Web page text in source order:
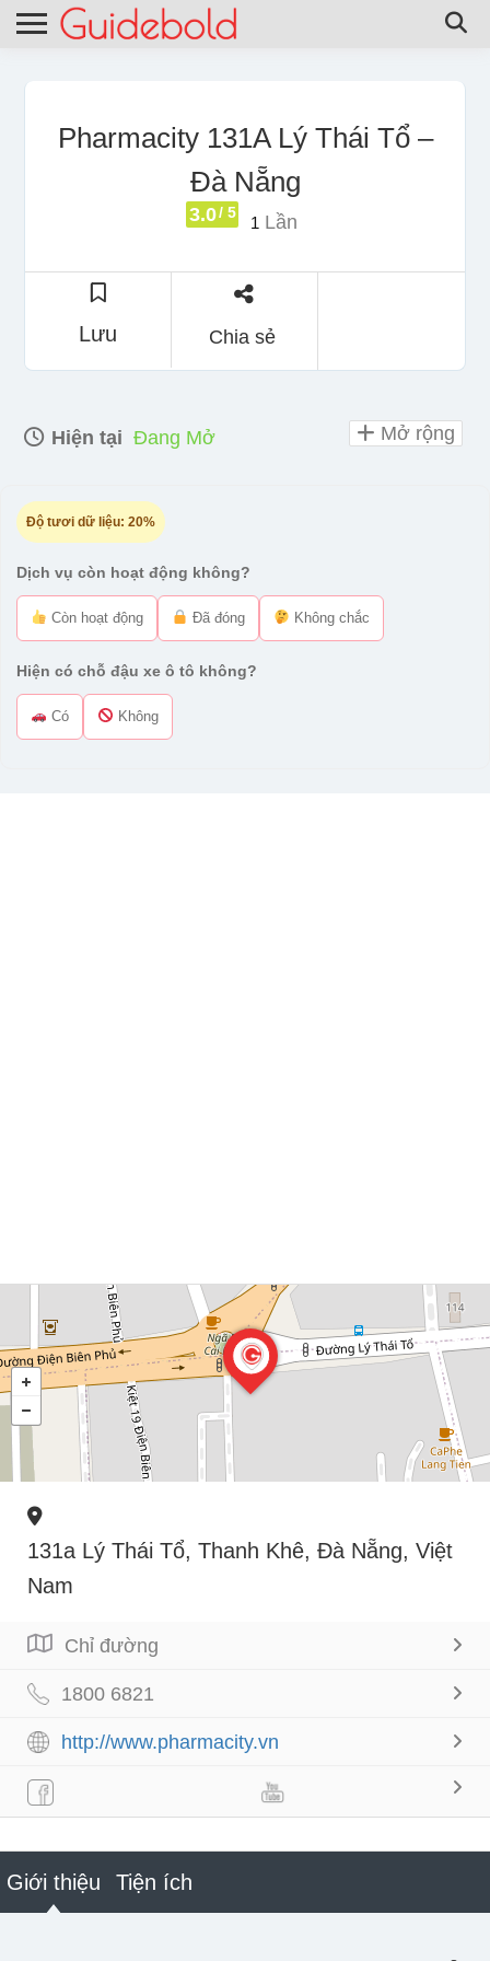
Pharmacity 131A Lý Thái Tổ –
Đà Nẵng
3.0/ 5
1 Lần
Lưu Chia sẻ
Hiện tại Đang Mở
Độ tươi dữ liệu: 20%
Dịch vụ còn hoạt động không?
Còn hoạt động Đã đóng Không chắc
Hiện có chỗ đậu xe ô tô không?
Có Không
Mở rộng
131a Lý Thái Tổ, Thanh Khê, Đà Nẵng, Việt
Nam
Chỉ đường
1800 6821
http://www.pharmacity.vn
Giới thiệu Tiện ích